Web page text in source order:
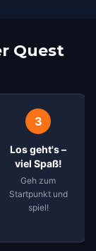
Quest
3
Los geht's –
viel Spaß!
Geh zum
Startpunkt und
spiel!